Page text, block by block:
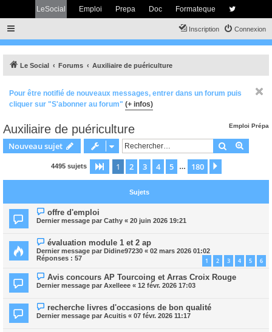
LeSocial Emploi Prepa Doc Formateque
Connexion
Inscription
Le Social Forums Auxiliaire de puériculture
Pour être notifié de nouveaux messages, entrer dans un forum puis
cliquer sur "S'abonner au forum" (+ infos)
Emploi Prépa
Auxiliaire de puériculture
Nouveau sujet Rechercher
4495 sujets Page 1sur180
1 2 3 4 5 … 180
Sujets
offre d'emploi
Dernier message par Cathy « 20 juin 2026 19:21
évaluation module 1 et 2 ap
Dernier message par Didine97230 « 02 mars 2026 01:02
Réponses : 57 1 2 3 4 5 6
Avis concours AP Tourcoing et Arras Croix Rouge
Dernier message par Axelleee « 12 févr. 2026 17:03
recherche livres d'occasions de bon qualité
Dernier message par Acuitis « 07 févr. 2026 11:17